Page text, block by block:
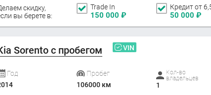
скидку,
вы берете в:
Trade In
150 000 ₽
Кредит от
50 000 ₽
Sorento с пробегом VIN
Год
Пробег
106000 км
Кол-во
владельцев
1